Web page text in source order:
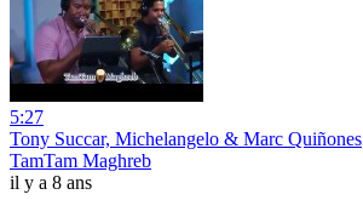
5:27
Tony Succar, Michelangelo & Marc Quiñones
TamTam Maghreb
il y a 8 ans